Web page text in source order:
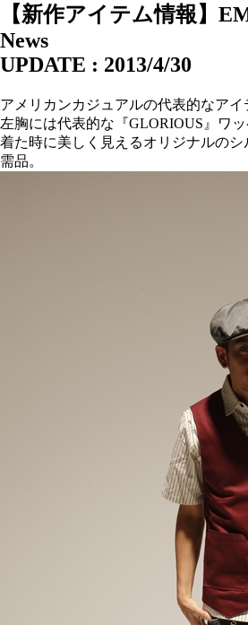
【新作アイテム情報】
News
UPDATE : 2013/4/30
アメリカンカジュアルの代表的なア
左胸には代表的な『GLORIOUS』ワッ
着た時に美しく見えるオリジナルの
需品。